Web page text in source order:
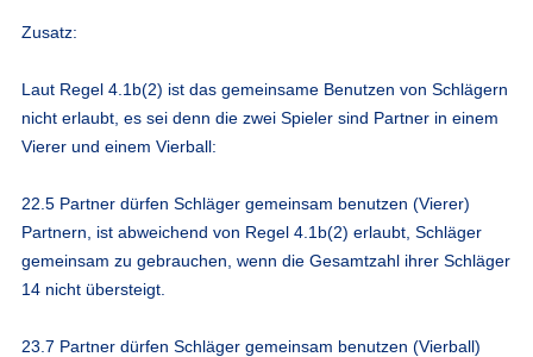
Zusatz:
Laut Regel 4.1b(2) ist das gemeinsame Benutzen von Schlägern
nicht erlaubt, es sei denn die zwei Spieler sind Partner in einem
Vierer und einem Vierball:
22.5 Partner dürfen Schläger gemeinsam benutzen (Vierer)
Partnern, ist abweichend von Regel 4.1b(2) erlaubt, Schläger
gemeinsam zu gebrauchen, wenn die Gesamtzahl ihrer Schläger
14 nicht übersteigt.
23.7 Partner dürfen Schläger gemeinsam benutzen (Vierball)